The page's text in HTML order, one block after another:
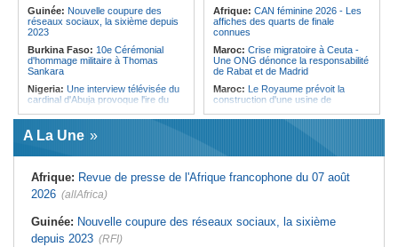
Guinée: Nouvelle coupure des
réseaux sociaux, la sixième depuis
2023
Burkina Faso: 10e Cérémonial
d'hommage militaire à Thomas
Sankara
Nigeria: Une interview télévisée du
cardinal d'Abuja provoque l'ire du
Afrique de l'Ouest:
22 milliards de FCFA en obligations
l'UEMOA
Cote d'Ivoire:Le retour du tambour
parleur «Djidji Ayôkwé» prend une
dimension politique
Guinée:
Le président dissipe les
doutes concernant son état de
santé dans un message publié sur X
Afrique: CAN féminine 2026 - Les
affiches des quarts de finale
connues
Maroc: Crise migratoire à Ceuta -
Une ONG dénonce la responsabilité
de Rabat et de Madrid
Maroc: Le Royaume prévoit la
construction d'une usine de
déchets à Casablanca
agents de sécurité, selon des
associations
Maroc:Au-délà du communiqué -
A La Une
Afrique: Revue de presse de l'Afrique francophone du 07 août
2026 (allAfrica)
Guinée: Nouvelle coupure des réseaux sociaux, la sixième
depuis 2023 (RFI)